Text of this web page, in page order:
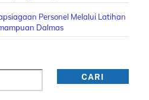
Personel Melalui Latihan
Dalmas
CARI